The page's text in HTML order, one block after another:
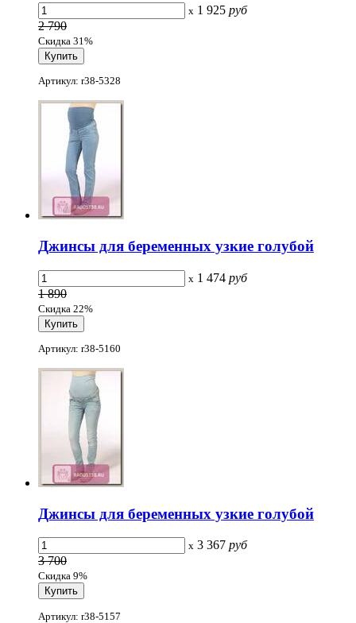
x 1 925 руб
2 790
Скидка 31%
Артикул: r38-5328
Джинсы для беременных узкие голубой
x 1 474 руб
1 890
Скидка 22%
Артикул: r38-5160
Джинсы для беременных узкие голубой
x 3 367 руб
3 700
Скидка 9%
Артикул: r38-5157